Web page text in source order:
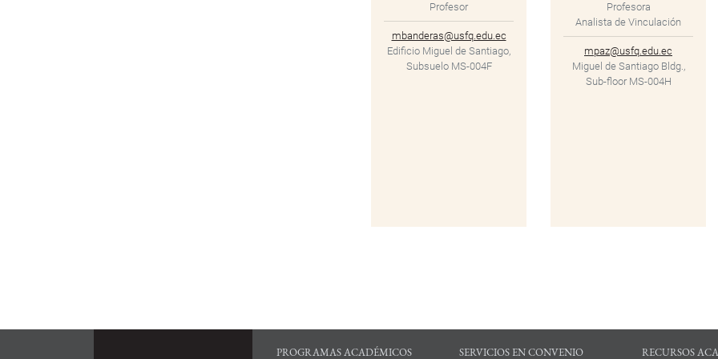
Profesor
mbanderas@usfq.edu.ec
Edificio Miguel de Santiago,
Subsuelo MS-004F
Profesora
Analista de Vinculación
mpaz@usfq.edu.ec
Miguel de Santiago Bldg.,
Sub-floor MS-004H
PROGRAMAS ACADÉMICOS SERVICIOS EN CONVENIO RECURSOS